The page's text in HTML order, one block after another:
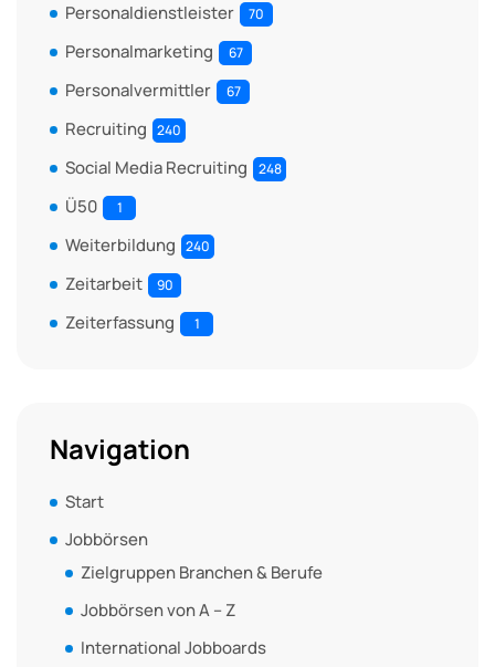
Personaldienstleister 70
Personalmarketing 67
Personalvermittler 67
Recruiting 240
Social Media Recruiting 248
Ü50 1
Weiterbildung 240
Zeitarbeit 90
Zeiterfassung 1
Navigation
Start
Jobbörsen
Zielgruppen Branchen & Berufe
Jobbörsen von A – Z
International Jobboards